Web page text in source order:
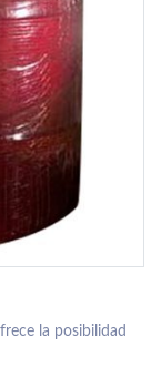
la posibilidad